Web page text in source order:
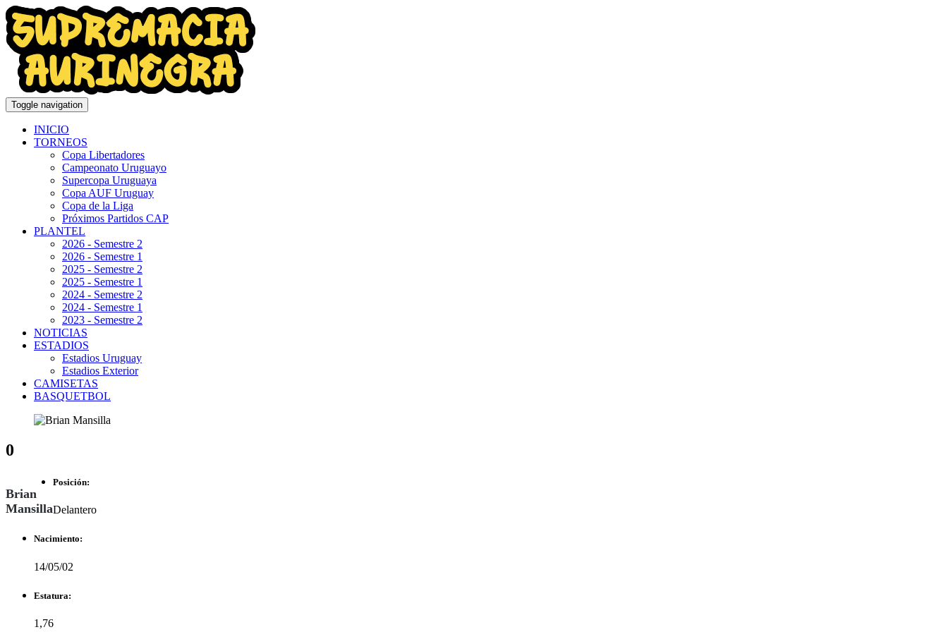
Toggle navigation
INICIO
TORNEOS
Copa Libertadores
Campeonato Uruguayo
Supercopa Uruguaya
Copa AUF Uruguay
Copa de la Liga
Próximos Partidos CAP
PLANTEL
2026 - Semestre 2
2026 - Semestre 1
2025 - Semestre 2
2025 - Semestre 1
2024 - Semestre 2
2024 - Semestre 1
2023 - Semestre 2
NOTICIAS
ESTADIOS
Estadios Uruguay
Estadios Exterior
CAMISETAS
BASQUETBOL
0
Brian
Mansilla
Posición:
Delantero
Nacimiento:
14/05/02
Estatura:
1,76